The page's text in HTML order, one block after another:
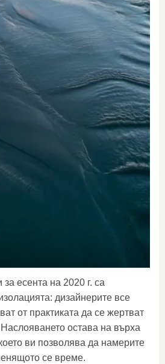
есента на 2020 г. са
дизайнерите все
от практиката да се жертват
остава на върха
ви позволява да намерите
се време.